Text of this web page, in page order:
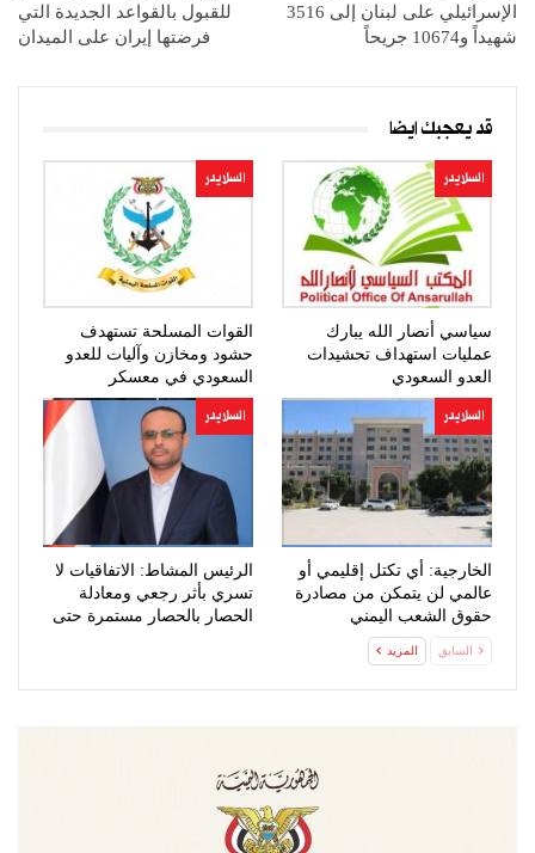
الإسرائيلي على لبنان إلى 3516
شهيداً و10674 جريحاً
للقبول بالقواعد الجديدة التي
فرضتها إيران على الميدان
قد يعجبك ايضا
السلايدر
سياسي أنصار الله يبارك
عمليات استهداف تحشيدات
العدو السعودي
السلايدر
القوات المسلحة تستهدف
حشود ومخازن وآليات للعدو
السعودي في معسكر
“صحن…
السلايدر
الخارجية: أي تكتل إقليمي أو
عالمي لن يتمكن من مصادرة
حقوق الشعب اليمني
المشروعة
السلايدر
الرئيس المشاط: الاتفاقيات لا
تسري بأثر رجعي ومعادلة
الحصار بالحصار مستمرة حتى
السابق المزيد